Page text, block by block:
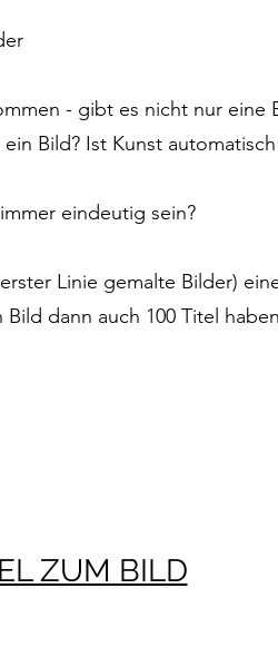
- gibt es nicht nur
Bild? Ist Kunst
eindeutig sein?
Linie gemalte Bilder)
dann auch 100 Titel
ZUM BILD